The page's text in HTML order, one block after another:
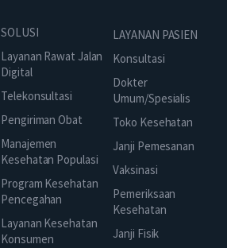
SOLUSI
Layanan Rawat Jalan
Digital
Telekonsultasi
Pengiriman Obat
Manajemen
Kesehatan Populasi
Program Kesehatan
Pencegahan
Layanan Kesehatan
Konsumen
LAYANAN PASIEN
Konsultasi
Dokter
Umum/Spesialis
Toko Kesehatan
Janji Pemesanan
Vaksinasi
Pemeriksaan
Kesehatan
Janji Fisik